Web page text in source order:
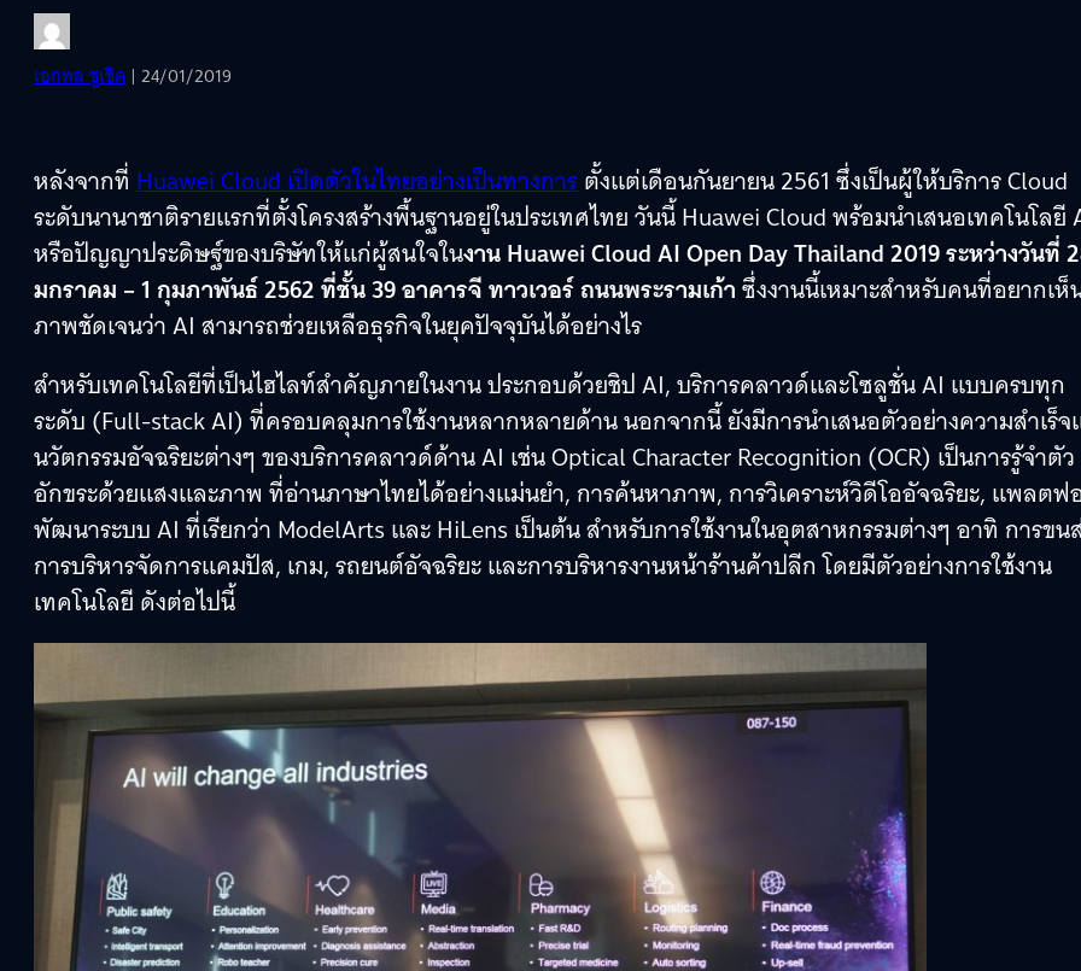
เอกพล ชูเชิด | 24/01/2019
หลังจากที่ Huawei Cloud เปิดตัวในไทยอย่างเป็นทางการตั้งแต่เดือนกันยายน 2561 ซึ่งเป็นผู้ให้บริการ Cloud
ระดับนานาชาติรายแรกที่ตั้งโครงสร้างพื้นฐานอยู่ในประเทศไทย วันนี้ Huawei Cloud พร้อมนำเสนอเทคโนโลยี
หรือปัญญาประดิษฐ์ของบริษัทให้แก่ผู้สนใจในงาน Huawei Cloud AI Open Day Thailand 2019 ระหว่างวันที่
มกราคม – 1 กุมภาพันธ์ 2562 ที่ชั้น 39 อาคารจี ทาวเวอร์ ถนนพระรามเก้าซึ่งงานนี้เหมาะสำหรับคนที่อยากเห็
ภาพชัดเจนว่า AI สามารถช่วยเหลือธุรกิจในยุคปัจจุบันได้อย่างไร
สำหรับเทคโนโลยีที่เป็นไฮไลท์สำคัญภายในงาน ประกอบด้วยชิป AI, บริการคลาวด์และโซลูชั่น AI แบบครบทุก
ระดับ (Full-stack AI) ที่ครอบคลุมการใช้งานหลากหลายด้าน นอกจากนี้ ยังมีการนำเสนอตัวอย่างความสำเร็จ
นวัตกรรมอัจฉริยะต่างๆ ของบริการคลาวด์ด้าน AI เช่น Optical Character Recognition (OCR) เป็นการรู้จำตัว
อักขระด้วยแสงและภาพ ที่อ่านภาษาไทยได้อย่างแม่นยำ, การค้นหาภาพ, การวิเคราะห์วิดีโออัจฉริยะ, แพลตฟ
พัฒนาระบบ AI ที่เรียกว่า ModelArts และ HiLens เป็นต้น สำหรับการใช้งานในอุตสาหกรรมต่างๆ อาทิ การขน
การบริหารจัดการแคมปัส, เกม, รถยนต์อัจฉริยะ และการบริหารงานหน้าร้านค้าปลีก โดยมีตัวอย่างการใช้งาน
เทคโนโลยี ดังต่อไปนี้